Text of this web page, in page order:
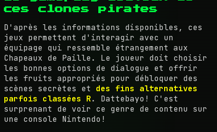
ces clones pirates
D'après les informations disponibles, ces
jeux permettent d'interagir avec un
équipage qui ressemble étrangement aux
Chapeaux de Paille. Le joueur doit choisir
les bonnes options de dialogue et offrir
les fruits appropriés pour débloquer des
scènes secrètes et des fins alternatives
parfois classées R. Dattebayo! C'est
surprenant de voir ce genre de contenu sur
une console Nintendo!